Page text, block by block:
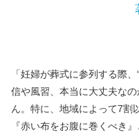
「妊婦が葬式に参列する際
信や風習、本当に大丈夫な
ん。特に、地域によって7割
『赤い布をお腹に巻くべき